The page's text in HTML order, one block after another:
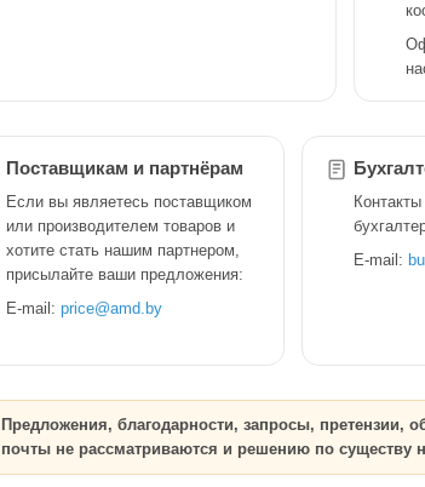
Поставщикам и партнёрам
Если вы являетесь поставщиком
или производителем товаров и
хотите стать нашим партнером,
присылайте ваши предложения:
E-mail: price@amd.by
E-mail:
Предложения, благодарности, запросы, претензии,
почты не рассматриваются и решению по существу